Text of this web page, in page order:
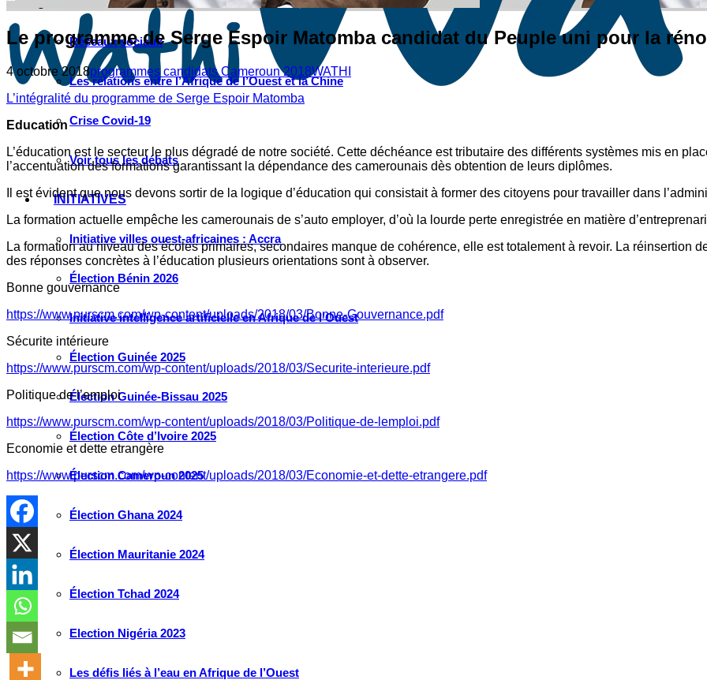
Réseaux sociaux
Les relations entre l’Afrique de l’Ouest et la Chine
Crise Covid-19
Voir tous les débats
INITIATIVES
Initiative villes ouest-africaines : Accra
Élection Bénin 2026
Initiative intelligence artificielle en Afrique de l’Ouest
Élection Guinée 2025
Élection Guinée-Bissau 2025
Élection Côte d’Ivoire 2025
Élection Cameroun 2025
Élection Ghana 2024
Élection Mauritanie 2024
Élection Tchad 2024
Election Nigéria 2023
Les défis liés à l’eau en Afrique de l’Ouest
Le programme de Serge Espoir Matomba candidat du Peuple uni pour la
4 octobre 2018programmes candidats Cameroun 2018WATHI
L’intégralité du programme de Serge Espoir Matomba
Education
L’éducation est le secteur le plus dégradé de notre société. Cette déchéance est tributaire des différents systèmes mis en
l’accentuation des formations garantissant la dépendance des camerounais dès obtention de leurs diplômes.
Il est évident que nous devons sortir de la logique d’éducation qui consistait à former des citoyens pour travailler dans
La formation actuelle empêche les camerounais de s’auto employer, d’où la lourde perte enregistrée en matière
La formation au niveau des écoles primaires, secondaires manque de cohérence, elle est totalement à revoir. La réinsertion
des réponses concrètes à l’éducation plusieurs orientations sont à observer.
Bonne gouvernance
https://www.purscm.com/wp-content/uploads/2018/03/Bonne-Gouvernance.pdf
Sécurite intérieure
https://www.purscm.com/wp-content/uploads/2018/03/Securite-interieure.pdf
Politique de l’emploi
https://www.purscm.com/wp-content/uploads/2018/03/Politique-de-lemploi.pdf
Economie et dette etrangère
https://www.purscm.com/wp-content/uploads/2018/03/Economie-et-dette-etrangere.pdf